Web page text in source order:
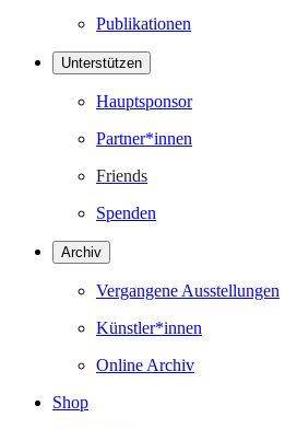
Publikationen
Unterstützen
Hauptsponsor
Partner*innen
Friends
Spenden
Archiv
Vergangene Ausstellungen
Künstler*innen
Online Archiv
Shop